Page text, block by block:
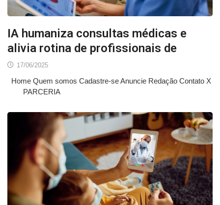
IA humaniza consultas médicas e
alivia rotina de profissionais de
17/06/2025
Home Quem somos Cadastre-se Anuncie Redação Contato X
PARCERIA